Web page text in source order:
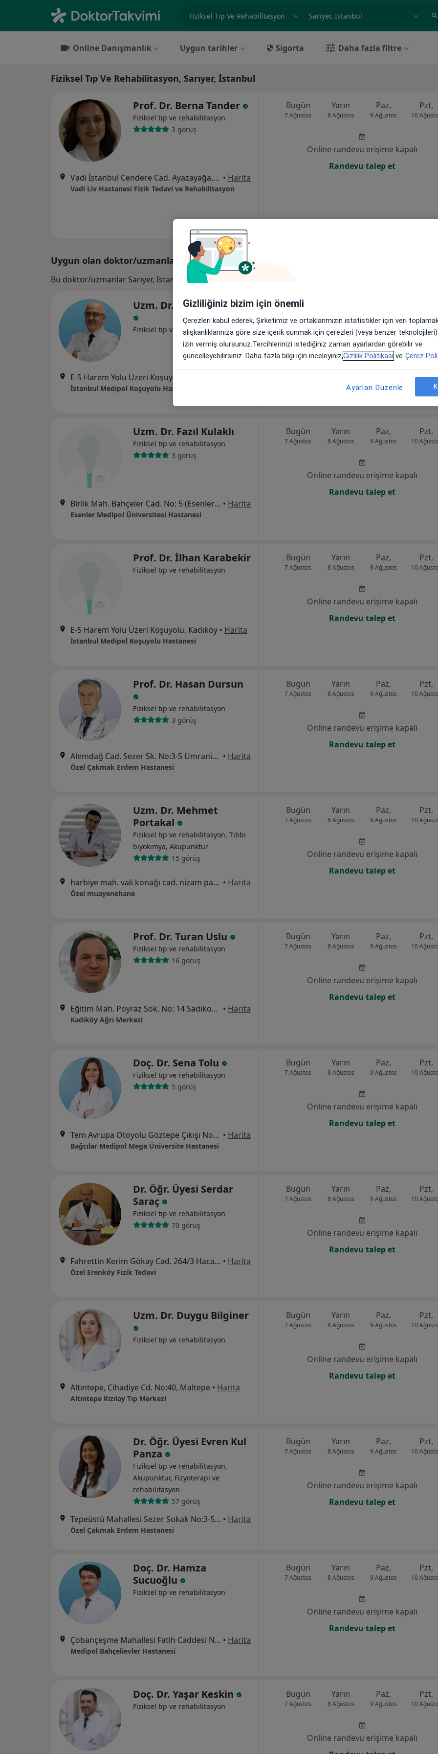
Online Danışmanlık Uygun tarihler Sigorta Daha fazla filtre
Fiziksel Tıp Ve Rehabilitasyon, Sarıyer, İstanbul
Prof. Dr. Berna Tander
Fiziksel tıp ve rehabilitasyon
3 görüş
Vadi İstanbul Cendere Cad. Ayazayağa, İstanbul • Harita
Vadi Liv Hastanesi Fizik Tedavi ve Rehabilitasyon
Bugün
7 Ağustos
Yarın
8 Ağustos
Paz,
9 Ağustos
Pzt,
10
Online randevu erişime kapalı
Randevu talep et
Uygun olan doktor/uzmanlar
Bu doktor/uzmanlar Sarıyer, Istanbul aramanıza yakın bölgelerde bulunuyor.
Uzm. Dr. Volkan Yüksel
Fiziksel tıp ve rehabilitasyon
E-5 Harem Yolu Üzeri Koşuyolu, Kadıköy
İstanbul Medipol Koşuyolu Hastanesi
Bugün
Online randevu erişime kapalı
Uzm. Dr. Fazıl Kulaklı
Fiziksel tıp ve rehabilitasyon
3 görüş
Birlik Mah. Bahçeler Cad. No: 5 (Esenler Kültür Merkezi Karşısı), Esenler • Harita
Esenler Medipol Üniversitesi Hastanesi
Bugün
7 Ağustos
Yarın
8 Ağustos
Paz,
9 Ağustos
Pzt,
10
Online randevu erişime kapalı
Randevu talep et
Prof. Dr. İlhan Karabekir
Fiziksel tıp ve rehabilitasyon
E-5 Harem Yolu Üzeri Koşuyolu, Kadıköy • Harita
İstanbul Medipol Koşuyolu Hastanesi
Bugün
7 Ağustos
Yarın
8 Ağustos
Paz,
9 Ağustos
Pzt,
10
Online randevu erişime kapalı
Randevu talep et
Prof. Dr. Hasan Dursun
Fiziksel tıp ve rehabilitasyon
3 görüş
Alemdağ Cad. Sezer Sk. No:3-5 Ümraniye - İstanbul, Ümraniye • Harita
Özel Çakmak Erdem Hastanesi
Bugün
7 Ağustos
Yarın
8 Ağustos
Paz,
9 Ağustos
Pzt,
10
Online randevu erişime kapalı
Randevu talep et
Uzm. Dr. Mehmet
Portakal
Fiziksel tıp ve rehabilitasyon, Tıbbi
biyokimya, Akupunktur
15 görüş
harbiye mah. vali konağı cad. nizam palas ap. no:30/3 kat/3, İstanbul • Harita
Özel muayenehane
Bugün
7 Ağustos
Yarın
8 Ağustos
Paz,
9 Ağustos
Pzt,
10
Online randevu erişime kapalı
Randevu talep et
Prof. Dr. Turan Uslu
Fiziksel tıp ve rehabilitasyon
16 görüş
Eğitim Mah. Poyraz Sok. No: 14 Sadıkoğlu 4 İş Merkezi D:Kat: 3/39, Hasanpaşa, Kadıköy/İstanbul, İstanbul • Harita
Kadıköy Ağrı Merkezi
Bugün
7 Ağustos
Yarın
8 Ağustos
Paz,
9 Ağustos
Pzt,
10
Online randevu erişime kapalı
Randevu talep et
Doç. Dr. Sena Tolu
Fiziksel tıp ve rehabilitasyon
5 görüş
Tem Avrupa Otoyolu Göztepe Çıkışı No: 1Bağcılar, İstanbul • Harita
Bağcılar Medipol Mega Üniversite Hastanesi
Bugün
7 Ağustos
Yarın
8 Ağustos
Paz,
9 Ağustos
Pzt,
10
Online randevu erişime kapalı
Randevu talep et
Dr. Öğr. Üyesi Serdar
Saraç
Fiziksel tıp ve rehabilitasyon
70 görüş
Fahrettin Kerim Gökay Cad. 264/3 Hacaloğlu Apt. Göztepe, Kadıköy • Harita
Özel Erenköy Fizik Tedavi
Bugün
7 Ağustos
Yarın
8 Ağustos
Paz,
9 Ağustos
Pzt,
10
Online randevu erişime kapalı
Randevu talep et
Uzm. Dr. Duygu Bilginer
Fiziksel tıp ve rehabilitasyon
Altıntepe, Cihadiye Cd. No:40, Maltepe • Harita
Altıntepe Kızılay Tıp Merkezi
Bugün
7 Ağustos
Yarın
8 Ağustos
Paz,
9 Ağustos
Pzt,
10
Online randevu erişime kapalı
Randevu talep et
Dr. Öğr. Üyesi Evren Kul
Panza
Fiziksel tıp ve rehabilitasyon,
Akupunktur, Fizyoterapi ve
rehabilitasyon
57 görüş
Tepeüstü Mahallesi Sezer Sokak No:3-5, Ümraniye • Harita
Özel Çakmak Erdem Hastanesi
Bugün
7 Ağustos
Yarın
8 Ağustos
Paz,
9 Ağustos
Pzt,
10
Online randevu erişime kapalı
Randevu talep et
Doç. Dr. Hamza
Sucuoğlu
Fiziksel tıp ve rehabilitasyon
Çobançeşme Mahallesi Fatih Caddesi No:1/8, Bahçelievler • Harita
Medipol Bahçelievler Hastanesi
Bugün
7 Ağustos
Yarın
8 Ağustos
Paz,
9 Ağustos
Pzt,
10
Online randevu erişime kapalı
Randevu talep et
Doç. Dr. Yaşar Keskin
Fiziksel tıp ve rehabilitasyon
Bugün
7 Ağustos
Yarın
8 Ağustos
Paz,
9 Ağustos
Pzt,
10
Online randevu erişime kapalı
Gizliliğiniz bizim için önemli
Çerezleri kabul ederek, Şirketimiz ve ortaklarımızın istatistikler için veri
alışkanlıklarınıza göre size içerik sunmak için çerezleri (veya benzer
izin vermiş olursunuz.Tercihlerinizi istediğiniz zaman ayarlardan görebilir ve
güncelleyebilirsiniz. Daha fazla bilgi için inceleyiniz,Gizlilik Politikası ve Çerez
Ayarları Düzenle